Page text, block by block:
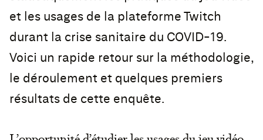
et les usages de la plateforme Twitch
durant la crise sanitaire du COVID-19.
Voici un rapide retour sur la méthodologie,
le déroulement et quelques premiers
résultats de cette enquête.